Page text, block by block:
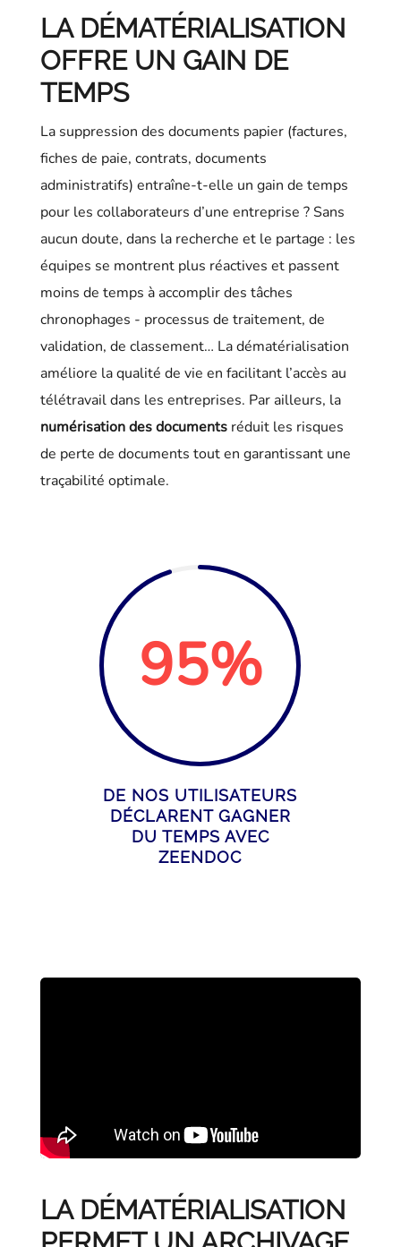
LA DÉMATÉRIALISATION
OFFRE UN GAIN DE
TEMPS
La suppression des documents papier (factures,
fiches de paie, contrats, documents
administratifs) entraîne-t-elle un gain de temps
pour les collaborateurs d’une entreprise ? Sans
aucun doute, dans la recherche et le partage : les
équipes se montrent plus réactives et passent
moins de temps à accomplir des tâches
chronophages - processus de traitement, de
validation, de classement… La dématérialisation
améliore la qualité de vie en facilitant l’accès au
télétravail dans les entreprises. Par ailleurs, la
numérisation des documentsréduit les risques
de perte de documents tout en garantissant une
traçabilité optimale.
95%
DE NOS UTILISATEURS
DÉCLARENT GAGNER
DU TEMPS AVEC
ZEENDOC
LA DÉMATÉRIALISATION